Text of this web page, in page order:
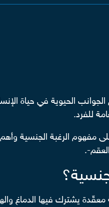
الجوانب الحيوية في حياة
للفرد.
مفهوم الرغبة الجنسية
.
معقّدة يشترك فيها الدماغ